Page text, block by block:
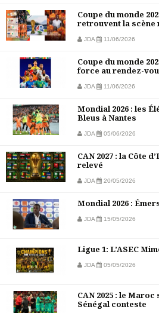
Coupe du monde
retrouvent la scène
JDA 11/06/2026
Coupe du monde
force au rendez-
JDA 11/06/2026
Mondial 2026 : les
Bleus à Nantes
JDA 05/06/2026
CAN 2027 : la Côte
relevé
JDA 20/05/2026
Mondial 2026 :
JDA 15/05/2026
Ligue 1: L’ASEC
JDA 05/05/2026
CAN 2025 : le
Sénégal conteste